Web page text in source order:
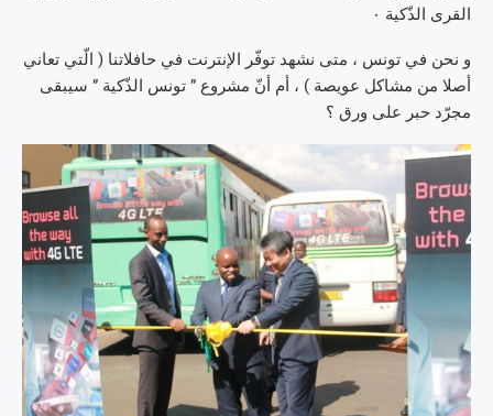
القرى الذّكية ٠
و نحن في تونس ، متى نشهد توفّر الإنترنت في حافلاتنا ( الّتي تعاني
أصلا من مشاكل عويصة ) ، أم أنّ مشروع ” تونس الذّكية ” سيبقى
مجرّد حبر على ورق ؟